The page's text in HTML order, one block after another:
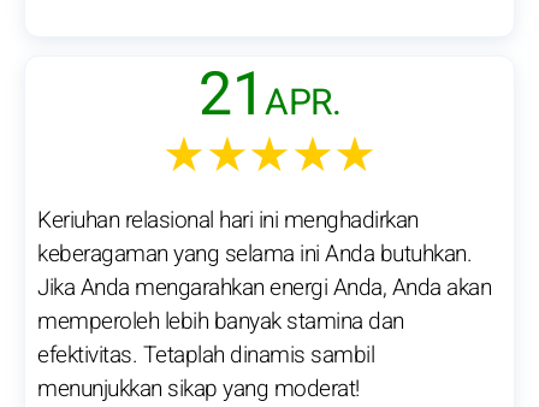
21 APR.
★★★★★
Keriuhan relasional hari ini menghadirkan
keberagaman yang selama ini Anda butuhkan.
Jika Anda mengarahkan energi Anda, Anda akan
memperoleh lebih banyak stamina dan
efektivitas. Tetaplah dinamis sambil
menunjukkan sikap yang moderat!